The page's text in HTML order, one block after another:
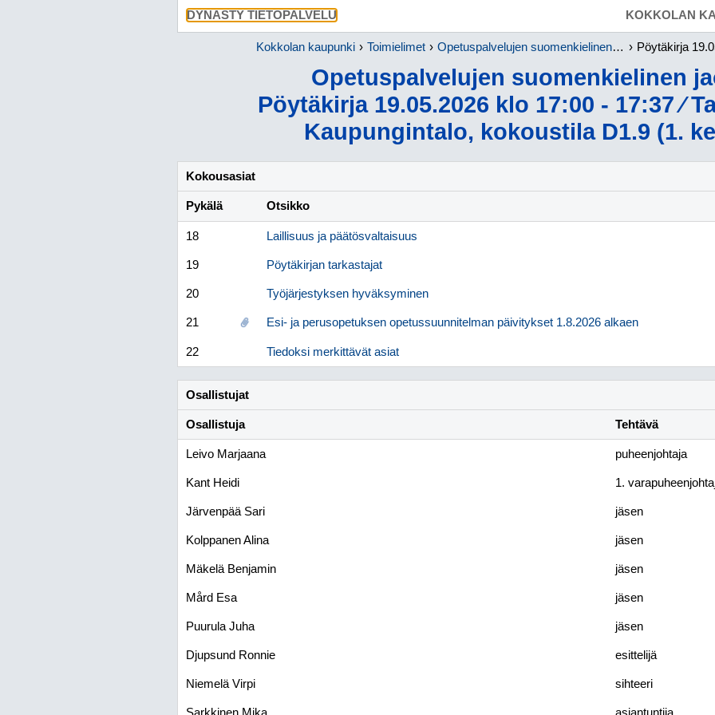
DYNASTY TIETOPALVELU SIIRRY SUORAAN PÄÄSISÄLTÖÖNKOKKOLAN
Kokkolan kaupunki Toimielimet Opetuspalvelujen suomenkielinen jaosto Pöytäkirja 19.05.2026
Opetuspalvelujen suomenkielinen
Pöytäkirja 19.05.2026 klo 17:00 - 17:37 ⁄
Kaupungintalo, kokoustila D1.9 (1.
Kokousasiat
Pykälä Otsikko
18 Laillisuus ja päätösvaltaisuus
19 Pöytäkirjan tarkastajat
20 Työjärjestyksen hyväksyminen
21 Esi- ja perusopetuksen opetussuunnitelman päivitykset 1.8.2026 alkaen
22 Tiedoksi merkittävät asiat
Osallistujat
Osallistuja Tehtävä
Leivo Marjaana puheenjohtaja
Kant Heidi 1.
Järvenpää Sari jäsen
Kolppanen Alina jäsen
Mäkelä Benjamin jäsen
Mård Esa jäsen
Puurula Juha jäsen
Djupsund Ronnie esittelijä
Niemelä Virpi sihteeri